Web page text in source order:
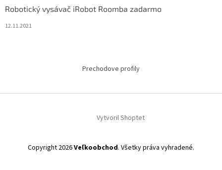
Robotický vysávač iRobot Roomba zadarmo
12.11.2021
Prechodove profily
Vytvoril Shoptet
Copyright 2026Veľkoobchod. Všetky práva vyhradené.